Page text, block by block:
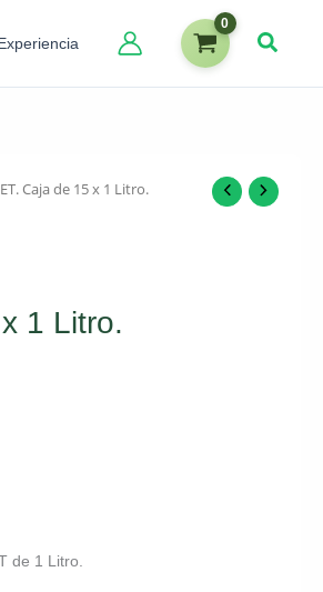
Caja de 15 x 1 Litro.
1 Litro.
de 1 Litro.